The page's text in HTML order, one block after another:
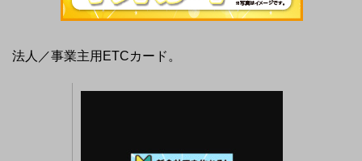
法人／事業主用ETCカード。